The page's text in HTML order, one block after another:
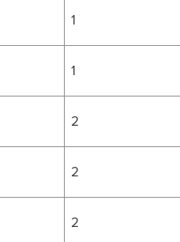
1
1
2
2
2